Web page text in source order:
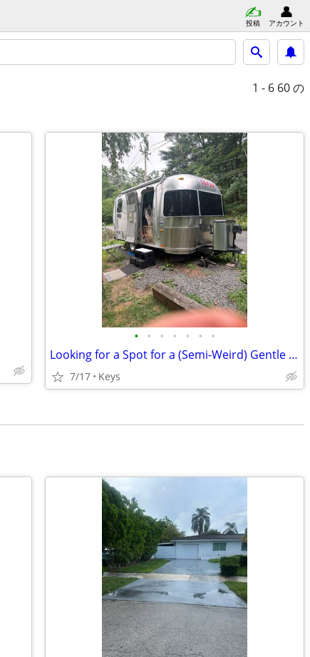
投稿 アカウント
1 - 6 60 の
• • • • • • •
Looking for a Spot for a (Semi-Weird) Gentle Man & an Airstream
7/17 Keys